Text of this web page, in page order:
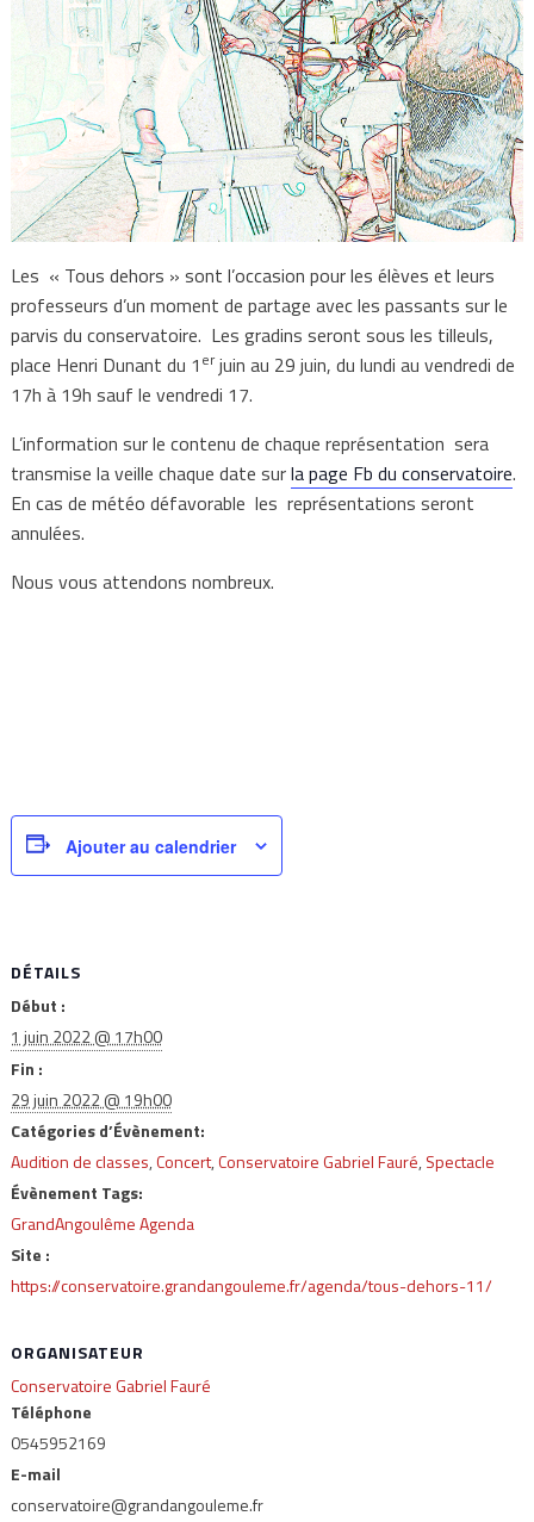
Les « Tous dehors » sont l’occasion pour les élèves et leurs
professeurs d’un moment de partage avec les passants sur le
parvis du conservatoire. Les gradins seront sous les tilleuls,
place Henri Dunant du 1 erjuin au 29 juin, du lundi au vendredi de
17h à 19h sauf le vendredi 17.
L’information sur le contenu de chaque représentation sera
transmise la veille chaque date surla page Fb du conservatoire.
En cas de météo défavorable les représentations seront
annulées.
Nous vous attendons nombreux.
Ajouter au calendrier
DÉTAILS
Début :
1 juin 2022 @ 17h00
Fin :
29 juin 2022 @ 19h00
Catégories d’Évènement:
Audition de classes,Concert,Conservatoire Gabriel Fauré,Spectacle
Évènement Tags:
GrandAngoulême Agenda
Site :
https://conservatoire.grandangouleme.fr/agenda/tous-dehors-11/
ORGANISATEUR
Conservatoire Gabriel Fauré
Téléphone
0545952169
E-mail
conservatoire@grandangouleme.fr